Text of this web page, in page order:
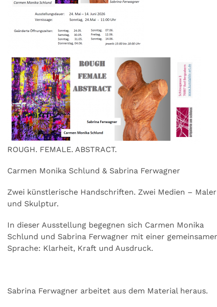
ROUGH. FEMALE. ABSTRACT.
Carmen Monika Schlund & Sabrina Ferwagner
Zwei künstlerische Handschriften. Zwei Medien –
und Skulptur.
In dieser Ausstellung begegnen sich Carmen Monika
Schlund und Sabrina Ferwagner mit einer
Sprache: Klarheit, Kraft und Ausdruck.
Sabrina Ferwagner arbeitet aus dem Material heraus.